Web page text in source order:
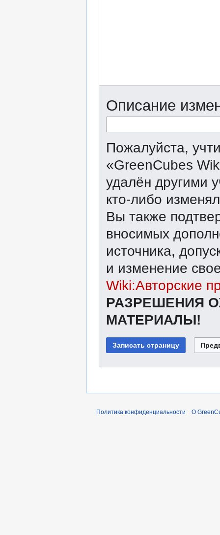
Описание
Пожалуйста,
«GreenCubes
удалён другими
кто-либо
Вы также
вносимых
источника,
и изменение
Wiki:Авторские
РАЗРЕШЕНИЯ
МАТЕРИАЛЫ!
Политика конфиденциальности О